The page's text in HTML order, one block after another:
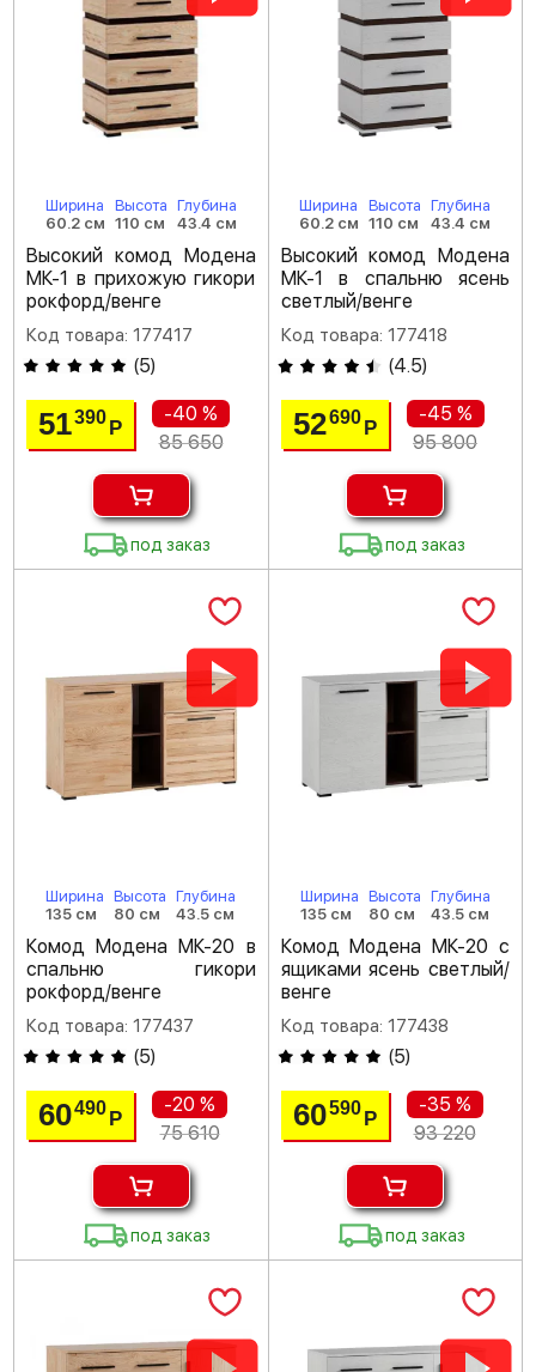
Ширина
60.2 см
Высота
110 см
Глубина
43.4 см
Высокий комод Модена
МК-1 в прихожую гикори
рокфорд/венге
Код товара: 177417
(5)
51390Р
-40 %
85 650
под заказ
Ширина
60.2 см
Высота
110 см
Глубина
43.4 см
Высокий комод Модена
МК-1 в спальню ясень
светлый/венге
Код товара: 177418
(4.5)
52690 Р
-45 %
95 800
под заказ
Ширина
135 см
Высота
80 см
Глубина
43.5 см
Комод Модена МК-20 в
спальню гикори
рокфорд/венге
Код товара: 177437
(5)
60490Р
-20 %
75 610
под заказ
Ширина
135 см
Высота
80 см
Глубина
43.5 см
Комод Модена МК-20 с
ящиками ясень светлый/
венге
Код товара: 177438
(5)
60590 Р
-35 %
93 220
под заказ